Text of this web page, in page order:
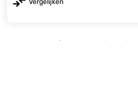
Vergelijken